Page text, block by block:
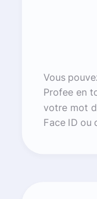
Vous
Profee en
votre mot
Face ID ou